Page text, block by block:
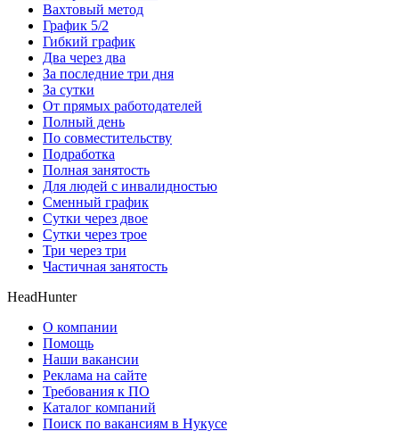
Вахтовый метод
График 5/2
Гибкий график
Два через два
За последние три дня
За сутки
От прямых работодателей
Полный день
По совместительству
Подработка
Полная занятость
Для людей с инвалидностью
Сменный график
Сутки через двое
Сутки через трое
Три через три
Частичная занятость
HeadHunter
О компании
Помощь
Наши вакансии
Реклама на сайте
Требования к ПО
Каталог компаний
Поиск по вакансиям в Нукусе